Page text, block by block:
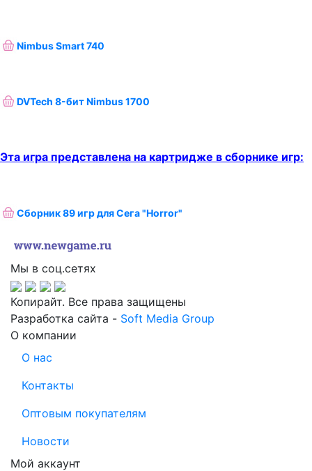
Nimbus Smart 740
DVTech 8-бит Nimbus 1700
Эта игра представлена на картридже в сборнике игр:
Сборник 89 игр для Сега "Horror"
Мы в соц.сетях
Копирайт. Все права защищены
Разработка сайта - Soft Media Group
О компании
О нас
Контакты
Оптовым покупателям
Новости
Мой аккаунт